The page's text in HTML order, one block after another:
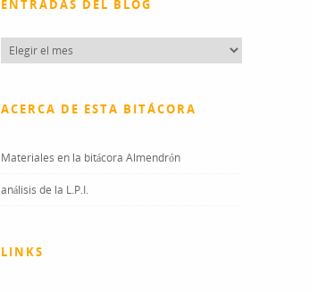
ENTRADAS DEL BLOG
Entradas
del
ACERCA DE ESTA BITÁCORA
Materiales en la bitácora Almendrón
análisis de la L.P.I.
LINKS